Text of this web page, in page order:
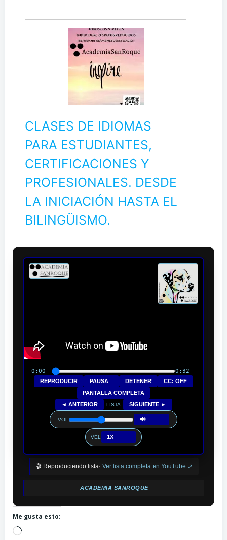
CLASES DE IDIOMAS
PARA ESTUDIANTES,
CERTIFICACIONES Y
PROFESIONALES. DESDE
LA INICIACIÓN HASTA EL
BILINGÜISMO.
0:00 0:32
REPRODUCIR PAUSA DETENER
CC: OFF
PANTALLA COMPLETA
◄ ANTERIOR
LISTA SIGUIENTE ►
VOL 🔊
VEL 1X
🎬 Reproduciendo lista· Ver lista completa en YouTube ↗
ACADEMIA SANROQUE
Me gusta esto:
Cargando...